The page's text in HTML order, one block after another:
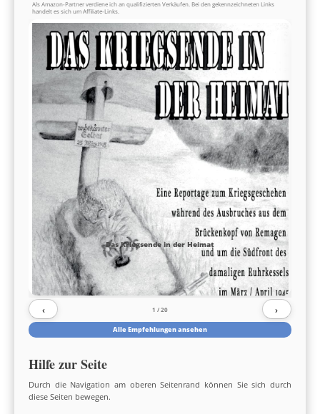
Als Amazon-Partner verdiene ich an qualifizierten Verkäufen. Bei den gekennzeichneten Links
handelt es sich um Affiliate-Links.
Das Kriegsende in der Heimat
‹ 1 / 20 ›
Alle Empfehlungen ansehen
Hilfe zur Seite
Durch die Navigation am oberen Seitenrand können Sie sich durch
diese Seiten bewegen.